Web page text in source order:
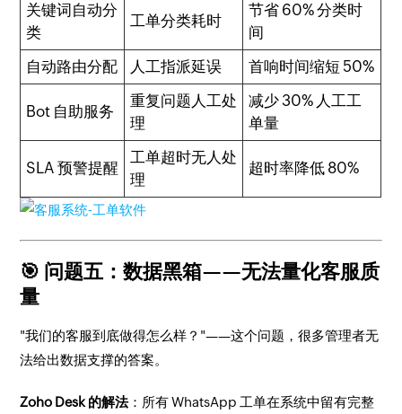
关键词自动分
类
工单分类耗时
节省 60% 分类时
间
自动路由分配
人工指派延误 首响时间缩短 50%
Bot 自助服务
重复问题人工处
理
减少 30% 人工工
单量
SLA 预警提醒
工单超时无人处
理
超时率降低 80%
🎯 问题五：数据黑箱——无法量化客服质
量
"我们的客服到底做得怎么样？"——这个问题，很多管理者无
法给出数据支撑的答案。
Zoho Desk 的解法：所有 WhatsApp 工单在系统中留有完整